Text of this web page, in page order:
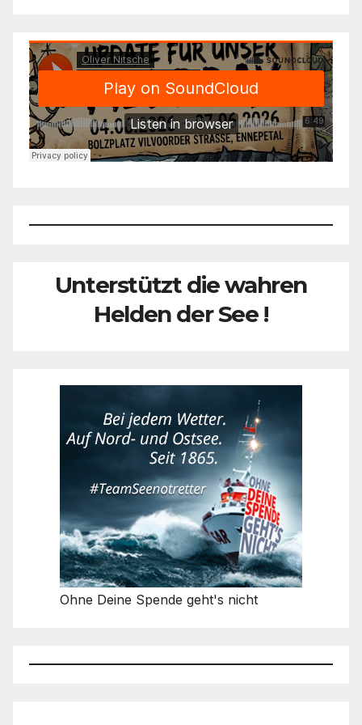
Unterstützt die wahren
Helden der See !
Ohne Deine Spende geht's nicht